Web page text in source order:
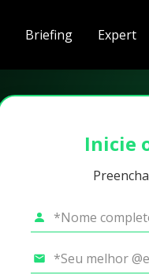
Briefing Expert
Inicie